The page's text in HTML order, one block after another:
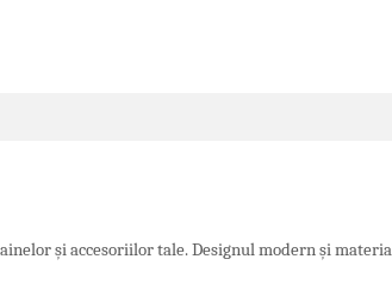
și accesoriilor tale. Designul modern și